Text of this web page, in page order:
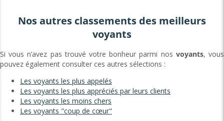
Nos autres classements des meilleurs
voyants
Si vous n’avez pas trouvé votre bonheur parmi nos voyants, vous
pouvez également consulter ces autres sélections :
Les voyants les plus appelés
Les voyants les plus appréciés par leurs clients
Les voyants les moins chers
Les voyants "coup de cœur"